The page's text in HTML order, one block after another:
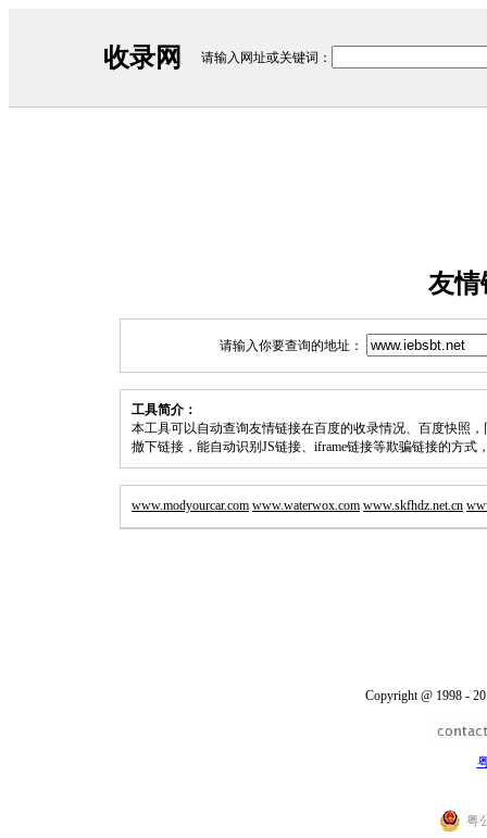
收录网 请输入网址或关键词：
友情
请输入你要查询的地址：
工具简介：
本工具可以自动查询友情链接在百度的收录情况、百度快照
撤下链接，能自动识别JS链接、iframe链接等欺骗链接的方式
www.modyourcar.com www.waterwox.com www.skfhdz.net.cn
Copyright @ 1998 -
粤